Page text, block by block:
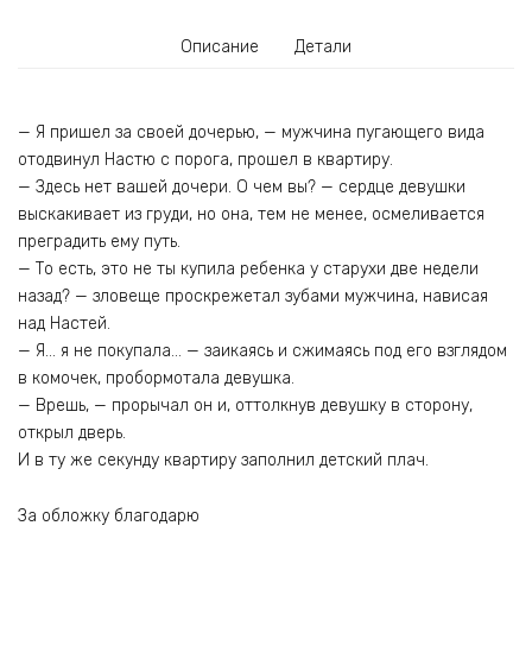
Описание Детали
— Я пришел за своей дочерью, — мужчина пугающего вида
отодвинул Настю с порога, прошел в квартиру.
— Здесь нет вашей дочери. О чем вы? — сердце девушки
выскакивает из груди, но она, тем не менее, осмеливается
преградить ему путь.
— То есть, это не ты купила ребенка у старухи две недели
назад? — зловеще проскрежетал зубами мужчина, нависая
над Настей.
— Я… я не покупала… — заикаясь и сжимаясь под его взглядом
в комочек, пробормотала девушка.
— Врешь, — прорычал он и, оттолкнув девушку в сторону,
открыл дверь.
И в ту же секунду квартиру заполнил детский плач.
За обложку благодарю